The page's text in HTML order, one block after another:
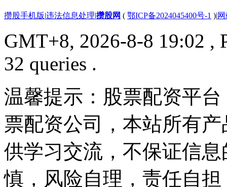
攒股手机版|违法信息处理|攒股网 ( 鄂ICP备2024045400号-1 )|
GMT+8, 2026-8-8 19:02 ,
32 queries .
温馨提示：股票配资平
票配资公司，本站所有
供学习交流，不保证信
慎，风险自理，责任自